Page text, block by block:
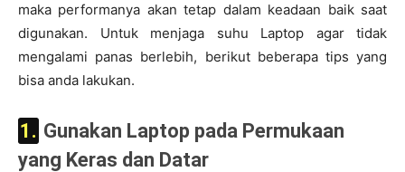
maka performanya akan tetap dalam keadaan baik saat
digunakan. Untuk menjaga suhu Laptop agar tidak
mengalami panas berlebih, berikut beberapa tips yang
bisa anda lakukan.
1. Gunakan Laptop pada Permukaan
yang Keras dan Datar